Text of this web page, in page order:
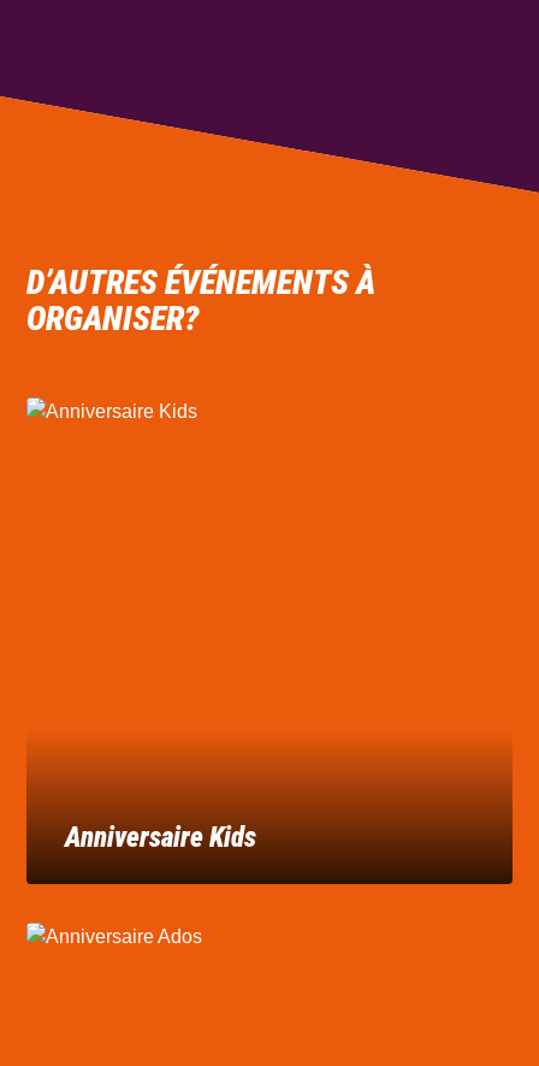
D’AUTRESÉVÉNEMENTSÀ
ORGANISER?
Anniversaire Kids